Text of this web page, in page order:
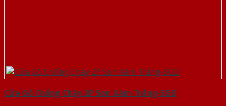
Cửa Gỗ Chống Cháy 2P Sơn Xám Trắng-SGD